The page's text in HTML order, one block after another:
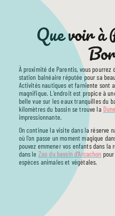
LE CAMPING
PRESTATIONS
TOURISME
INFOS UTILES
Que voir à
À proximité de Parentis, vous pourrez
station balnéaire réputée pour sa
Activités nautiques et farniente sont
magnifique. L’endroit est propice à
belle vue sur les eaux tranquilles du
kilomètres du bassin se trouve la
impressionnante.
On continue la visite dans la réserve
où l’on passe un moment magique
pouvez emmener vos enfants dans
dans le Zoo du bassin d’Arcachon
espèces animales et végétales.